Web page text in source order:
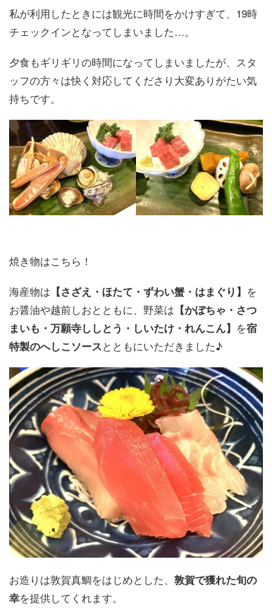
私が利用したときには観光に時間をかけすぎて、19時
チェックインとなってしまいました…。
夕食もギリギリの時間になってしまいましたが、スタ
ッフの方々は快く対応してくださり大変ありがたい気
持ちです。
焼き物はこちら！
海産物は 【さざえ・ほたて・ずわい蟹・はまぐり】 を
お醤油や越前しおとともに、野菜は 【かぼちゃ・さつ
まいも・万願寺ししとう・しいたけ・れんこん】 を宿
特製のへしこソースとともにいただきました♪
お造りは敦賀真鯛をはじめとした、 敦賀で獲れた旬の
幸を提供してくれます。